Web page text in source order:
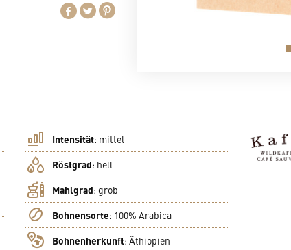
.
Intensität: mittel
Röstgrad: hell
Mahlgrad: grob
Bohnensorte: 100% Arabica
Bohnenherkunft: Äthiopien